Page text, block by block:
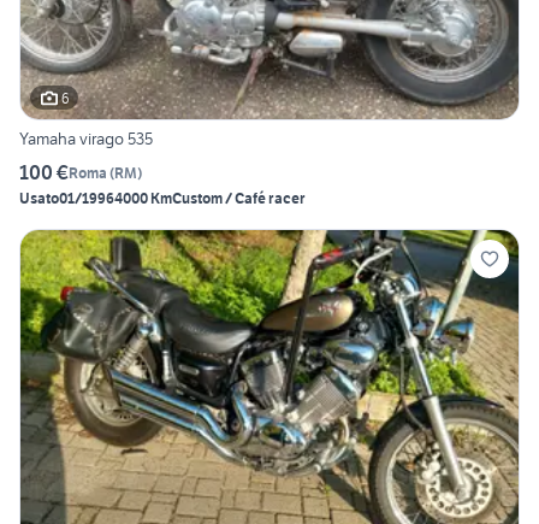
6
Yamaha virago 535
100 €Roma (RM)
Usato01/19964000 KmCustom / Café racer